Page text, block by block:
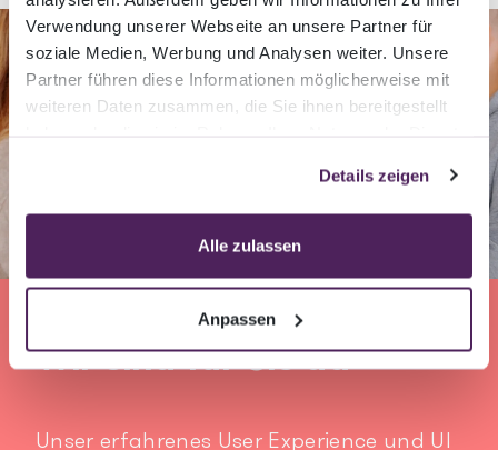
Verwendung unserer Webseite an unsere Partner für
soziale Medien, Werbung und Analysen weiter. Unsere
Partner führen diese Informationen möglicherweise mit
weiteren Daten zusammen, die Sie ihnen bereitgestellt
Details zeigen
Alle zulassen
Anpassen
Wir sind für Sie da
Unser erfahrenes User Experience und UI